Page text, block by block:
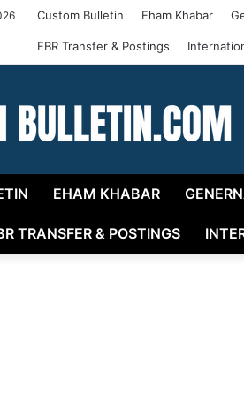
Custom Bulletin Eham Khabar
FBR Transfer & Postings
EHAM KHABAR
TRANSFER & POSTINGS